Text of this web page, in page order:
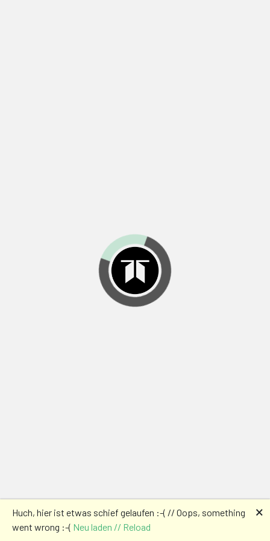
Huch, hier ist etwas schief gelaufen :-( // Oops, something
went wrong :-( Neu laden // Reload
🗙